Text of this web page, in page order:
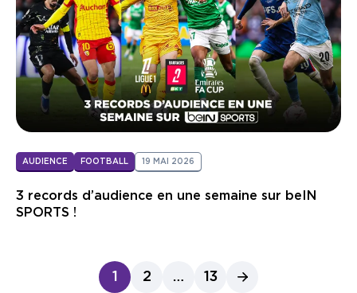
AUDIENCE FOOTBALL 19 MAI 2026
3 records d’audience en une semaine sur beIN
SPORTS !
1 2 … 13